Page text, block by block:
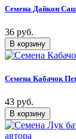
Семена Дайкон
36 руб.
Семена Кабачок
43 руб.